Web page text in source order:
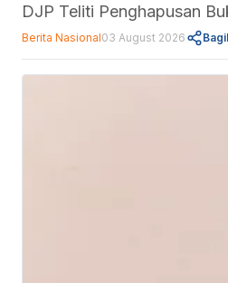
DJP Teliti Penghapusan
Berita Nasional03 August 2026